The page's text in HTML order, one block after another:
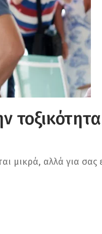
μικρά, αλλά για σας